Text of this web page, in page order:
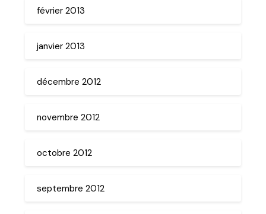
février 2013
janvier 2013
décembre 2012
novembre 2012
octobre 2012
septembre 2012